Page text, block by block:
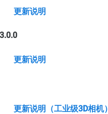
更新说明
更新说明
更新说明（工业级3D相机）